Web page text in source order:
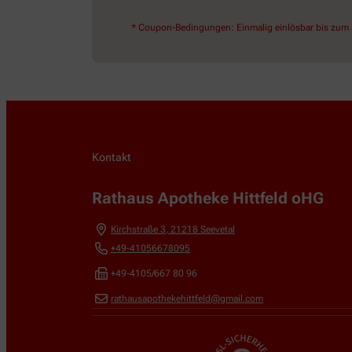
* Coupon-Bedingungen: Einmalig einlösbar bis
Kontakt
Rathaus Apotheke Hittfeld oHG
Kirchstraße 3, 21218 Seevetal
+49-41056678095
+49-4105/667 80 96
rathausapothekehittfeld@gmail.com